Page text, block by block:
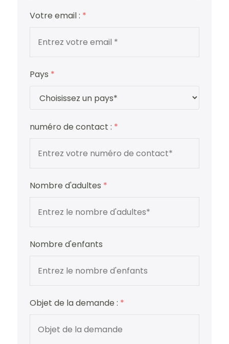
Votre email : *
Pays *
numéro de contact : *
Nombre d'adultes *
Nombre d'enfants
Objet de la demande : *